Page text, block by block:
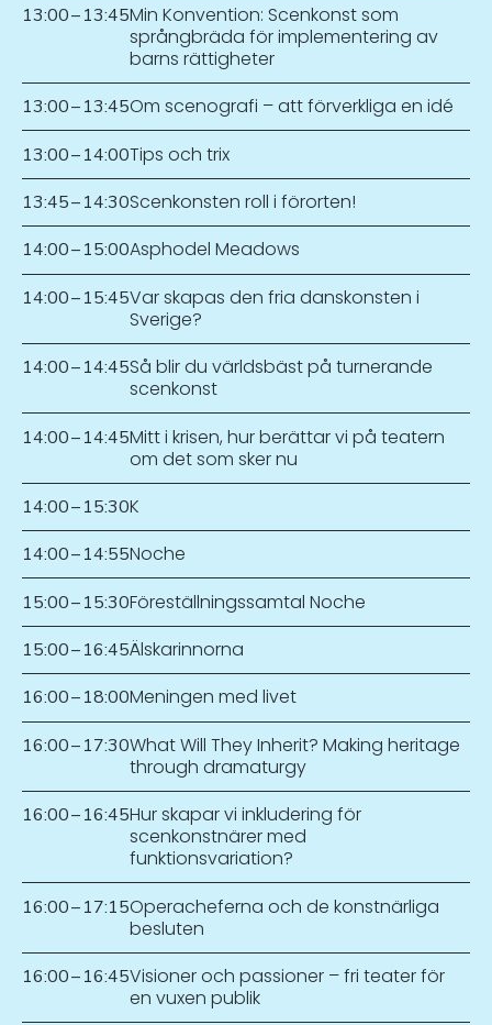
13:00–13:45Min Konvention: Scenkonst som
språngbräda för implementering av
barns rättigheter
13:00–13:45Om scenografi – att förverkliga en idé
13:00–14:00Tips och trix
13:45–14:30Scenkonsten roll i förorten!
14:00–15:00Asphodel Meadows
14:00–15:45Var skapas den fria danskonsten i
Sverige?
14:00–14:45Så blir du världsbäst på turnerande
scenkonst
14:00–14:45Mitt i krisen, hur berättar vi på teatern
om det som sker nu
14:00–15:30K
14:00–14:55Noche
15:00–15:30Föreställningssamtal Noche
15:00–16:45Älskarinnorna
16:00–18:00Meningen med livet
16:00–17:30What Will They Inherit? Making heritage
through dramaturgy
16:00–16:45Hur skapar vi inkludering för
scenkonstnärer med
funktionsvariation?
16:00–17:15Operacheferna och de konstnärliga
besluten
16:00–16:45Visioner och passioner – fri teater för
en vuxen publik